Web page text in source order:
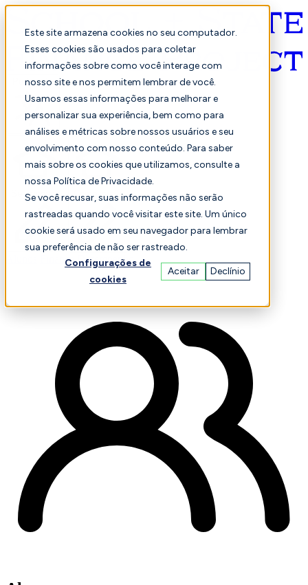
Este site armazena cookies no seu computador.
Esses cookies são usados para coletar
informações sobre como você interage com
nosso site e nos permitem lembrar de você.
Usamos essas informações para melhorar e
personalizar sua experiência, bem como para
análises e métricas sobre nossos usuários e seu
envolvimento com nosso conteúdo. Para saber
mais sobre os cookies que utilizamos, consulte a
nossa Política de Privacidade.
Se você recusar, suas informações não serão
rastreadas quando você visitar este site. Um único
cookie será usado em seu navegador para lembrar
sua preferência de não ser rastreado.
Configurações de
cookies
Aceitar Declínio
Português
Selecionado Comparação
Finança Desempenho